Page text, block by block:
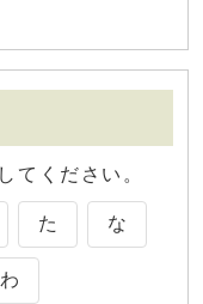
てください。
た な
わ